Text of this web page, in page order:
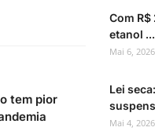
tem pior
Com R$
etanol ...
Mai 6, 2026
Lei
Mai 4, 2026